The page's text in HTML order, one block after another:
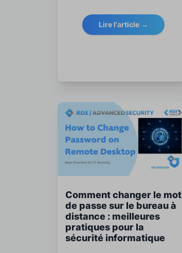
Tools se compare aux alternatives
leaders pour améliorer la sécurité,
Lire l'article →
Comment changer le mot
de passe sur le bureau à
distance : meilleures
pratiques pour la
sécurité informatique